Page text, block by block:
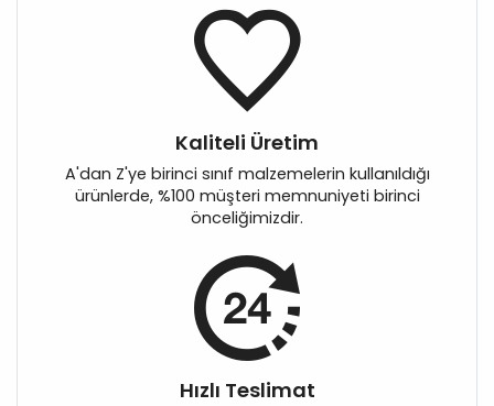
Kaliteli Üretim
A'dan Z'ye birinci sınıf malzemelerin kullanıldığı
ürünlerde, %100 müşteri memnuniyeti birinci
önceliğimizdir.
Hızlı Teslimat